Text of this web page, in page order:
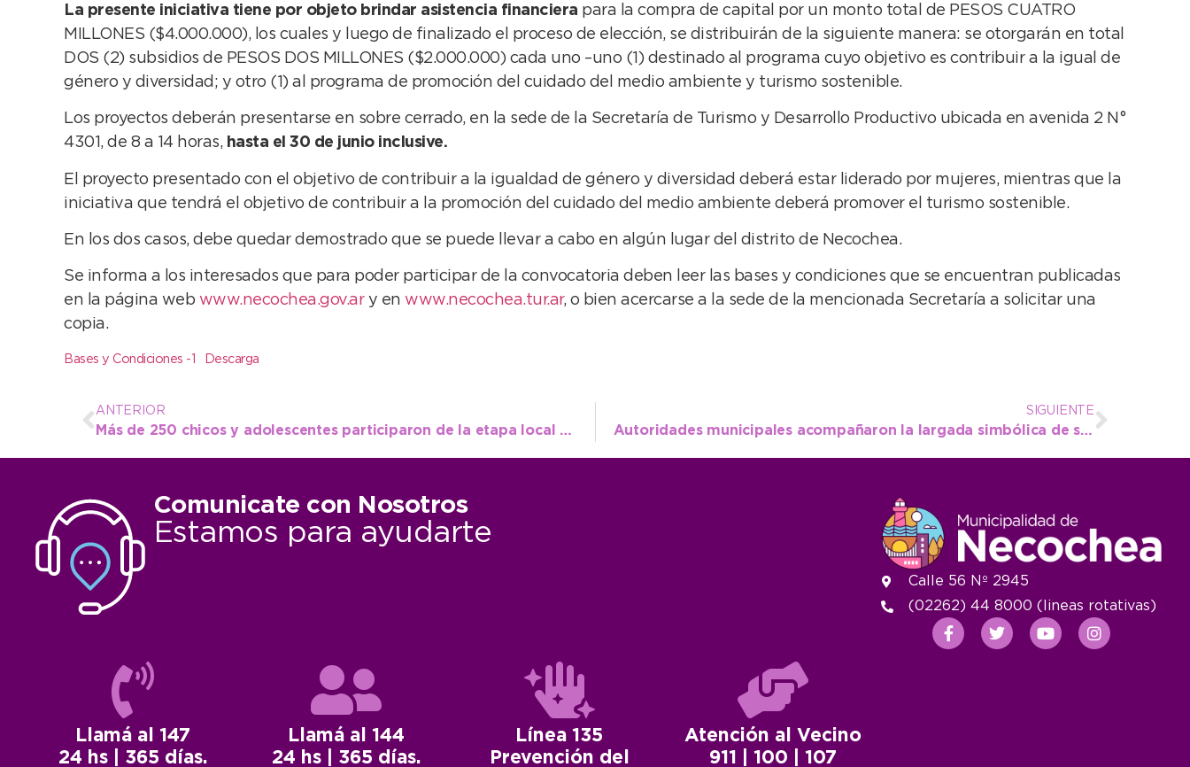
La presente iniciativa tiene por objeto brindar asistencia financiera para la compra de capital por un monto total de PESOS CUATRO
MILLONES ($4.000.000), los cuales y luego de finalizado el proceso de elección, se distribuirán de la siguiente manera: se otorgarán en total
DOS (2) subsidios de PESOS DOS MILLONES ($2.000.000) cada uno –uno (1) destinado al programa cuyo objetivo es contribuir a la igual de
género y diversidad; y otro (1) al programa de promoción del cuidado del medio ambiente y turismo sostenible.
Los proyectos deberán presentarse en sobre cerrado, en la sede de la Secretaría de Turismo y Desarrollo Productivo ubicada en avenida 2 N°
4301, de 8 a 14 horas, hasta el 30 de junio inclusive.
El proyecto presentado con el objetivo de contribuir a la igualdad de género y diversidad deberá estar liderado por mujeres, mientras que la
iniciativa que tendrá el objetivo de contribuir a la promoción del cuidado del medio ambiente deberá promover el turismo sostenible.
En los dos casos, debe quedar demostrado que se puede llevar a cabo en algún lugar del distrito de Necochea.
Se informa a los interesados que para poder participar de la convocatoria deben leer las bases y condiciones que se encuentran publicadas
en la página web www.necochea.gov.ary en www.necochea.tur.ar, o bien acercarse a la sede de la mencionada Secretaría a solicitar una
copia.
Bases y Condiciones -1 Descarga
ANTERIOR
Más de 250 chicos y adolescentes participaron de la etapa local de Decisión Niñez
SIGUIENTE
Autoridades municipales acompañaron la largada simbólica de safari y areneros
Comunicate con Nosotros
Estamos para ayudarte
Llamá al 147
24 hs | 365 días.
Llamá al 144
24 hs | 365 días.
Línea 135
Prevención del
Atención al Vecino
911 | 100 | 107
Calle 56 Nº 2945
(02262) 44 8000 (lineas rotativas)